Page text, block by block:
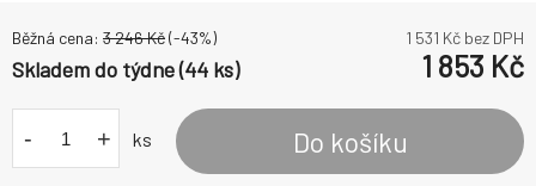
Běžná cena: 3 246Kč(-43%) 1 531 Kč bez DPH
Skladem do týdne (44 ks) 1 853 Kč
- + ks Do košíku